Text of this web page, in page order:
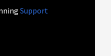
Support